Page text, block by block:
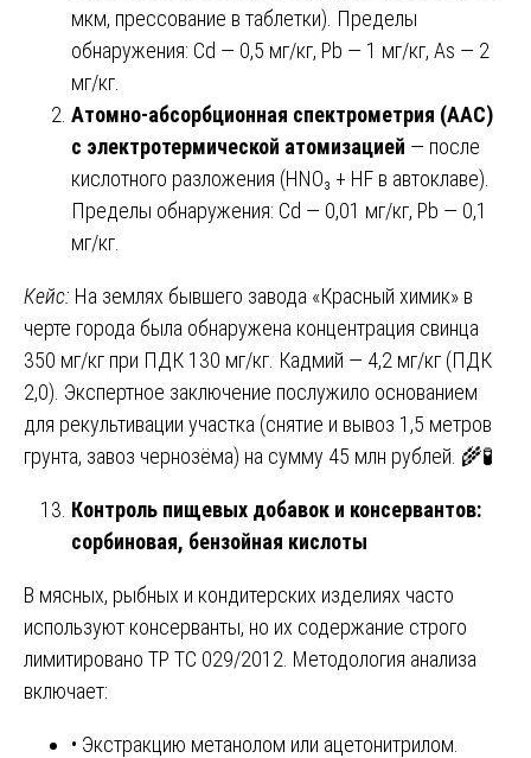
мкм, прессование в таблетки). Пределы
обнаружения: Cd — 0,5 мг/кг, Pb — 1 мг/кг, As — 2
мг/кг.
Атомно-абсорбционная спектрометрия (ААС)
с электротермической атомизацией — после
кислотного разложения (HNO₃ + HF в автоклаве).
Пределы обнаружения: Cd — 0,01 мг/кг, Pb — 0,1
мг/кг.
Кейс: На землях бывшего завода «Красный химик» в
черте города была обнаружена концентрация свинца
350 мг/кг при ПДК 130 мг/кг. Кадмий — 4,2 мг/кг (ПДК
2,0). Экспертное заключение послужило основанием
для рекультивации участка (снятие и вывоз 1,5 метров
грунта, завоз чернозёма) на сумму 45 млн рублей. 🌾🧪
Контроль пищевых добавок и консервантов:
сорбиновая, бензойная кислоты
В мясных, рыбных и кондитерских изделиях часто
используют консерванты, но их содержание строго
лимитировано ТР ТС 029/2012. Методология анализа
включает:
• Экстракцию метанолом или ацетонитрилом.